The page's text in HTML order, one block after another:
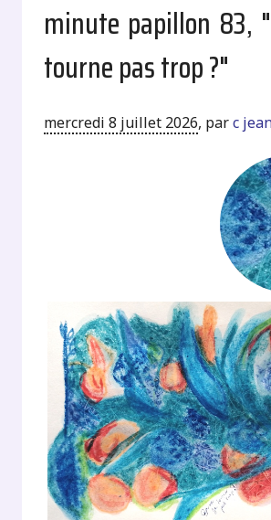
minute papillon 83,
tourne pas trop ?"
mercredi 8 juillet 2026, parc